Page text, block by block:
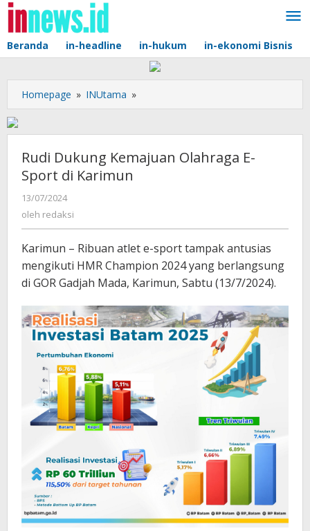
Lewati
konten
Beranda in-headline in-hukum in-ekonomi Bisnis
Homepage » INUtama »
Dukung
Olahraga
E-
Sport
Rudi Dukung Kemajuan Olahraga E-
Sport di Karimun
13/07/2024
redaksi
oleh redaksi
Karimun – Ribuan atlet e-sport tampak antusias
mengikuti HMR Champion 2024 yang berlangsung
di GOR Gadjah Mada, Karimun, Sabtu (13/7/2024).